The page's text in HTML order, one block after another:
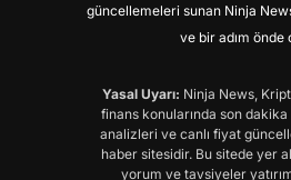
güncellemeleri sunan Ninja
ve bir adım önde
Yasal Uyarı: Ninja News,
finans konularında son
analizleri ve canlı fiyat
haber sitesidir. Bu sitede yer
yorum ve tavsiyeler yatırım